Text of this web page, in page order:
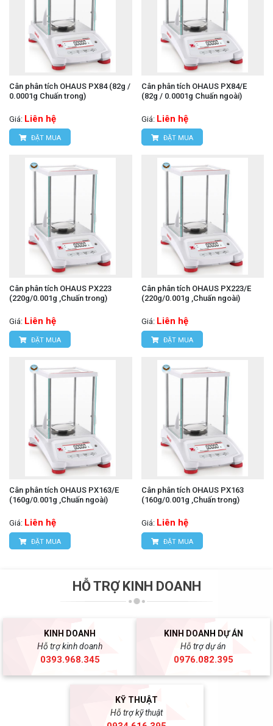
Cân phân tích OHAUS PX84 (82g /
0.0001g Chuấn trong)
Giá: Liên hệ
ĐẶT MUA
Cân phân tích OHAUS PX84/E
(82g / 0.0001g Chuấn ngoài)
Giá: Liên hệ
ĐẶT MUA
Cân phân tích OHAUS PX223
(220g/0.001g ,Chuấn trong)
Giá: Liên hệ
ĐẶT MUA
Cân phân tích OHAUS PX223/E
(220g/0.001g ,Chuấn ngoài)
Giá: Liên hệ
ĐẶT MUA
Cân phân tích OHAUS PX163/E
(160g/0.001g ,Chuấn ngoài)
Giá: Liên hệ
ĐẶT MUA
Cân phân tích OHAUS PX163
(160g/0.001g ,Chuấn trong)
Giá: Liên hệ
ĐẶT MUA
HỖ TRỢ KINH DOANH
KINH DOANH
Hỗ trợ kinh doanh
0393.968.345
KINH DOANH DỰ ÁN
Hỗ trợ dự án
0976.082.395
KỸ THUẬT
Hỗ trợ kỹ thuật